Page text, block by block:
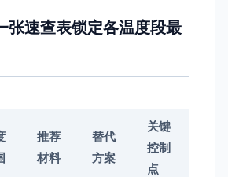
张速查表锁定各温度段最
推荐
材料
替代
方案
关键
控制
点